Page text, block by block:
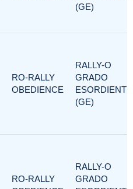
(GE)
RO-RALLY
OBEDIENCE
RALLY-O
GRADO
ESORDIENTI
(GE)
RO-RALLY
RALLY-O
GRADO